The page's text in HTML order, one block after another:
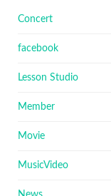
Concert
facebook
Lesson Studio
Member
Movie
MusicVideo